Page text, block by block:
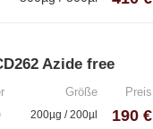
Azide free
Größe Preis
200µg / 200µl 190 €